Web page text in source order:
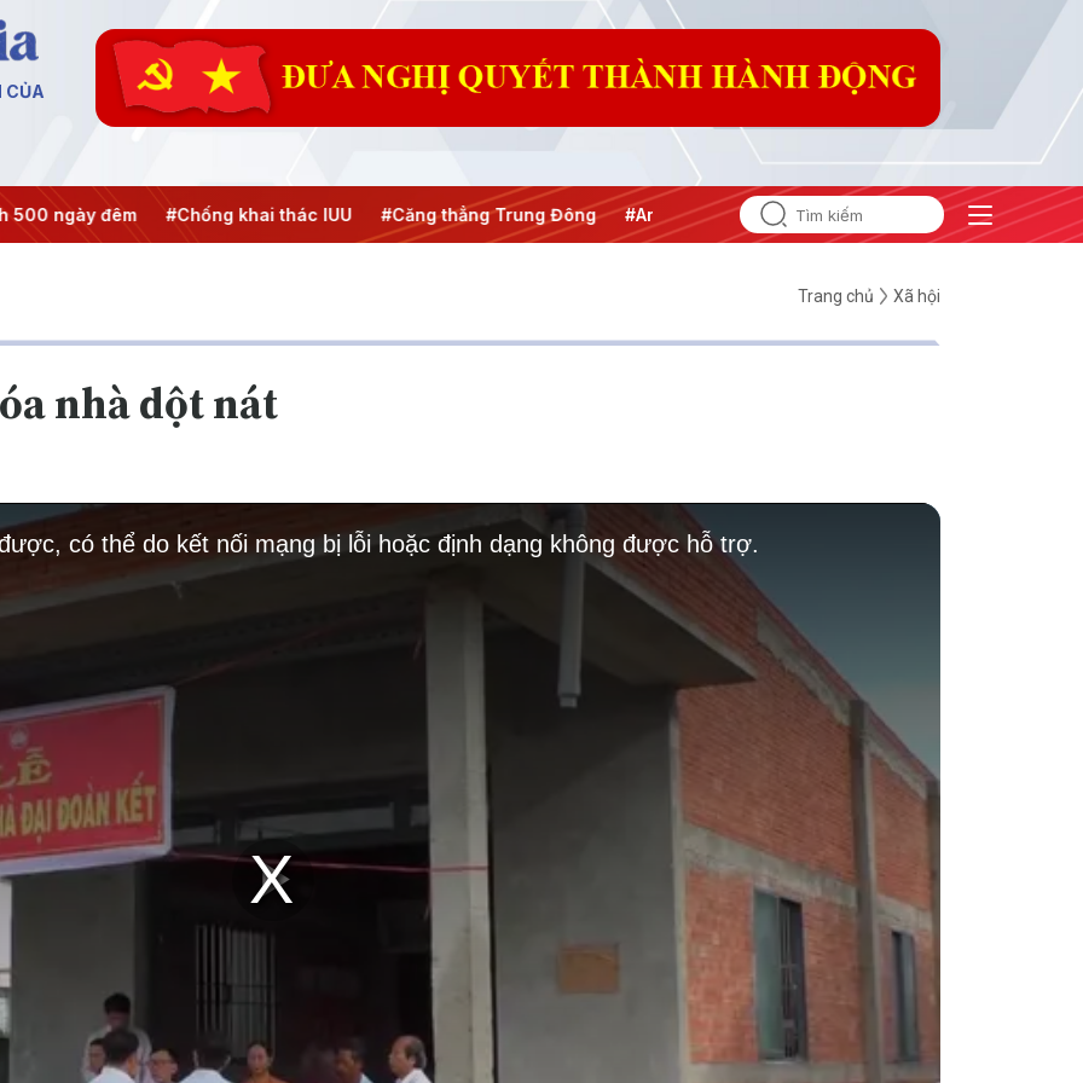
CỦA
đêm #Chống khai thác IUU #Căng thẳng Trung Đông #An ninh năng lượng #Bảo vệ nền tảng tư tưởng của Đảng
Trang chủ Xã hội
nhà dột nát
Play
có thể do kết nối mạng bị lỗi hoặc định dạng không được hỗ trợ.